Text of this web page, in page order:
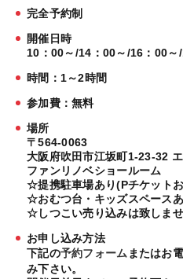
完全予約制
開催日時
10：00～/14：00～/16：00～
時間：1～2時間
参加費：無料
場所
〒564-0063
大阪府吹田市江坂町1-23-32
ファンリノベショールーム
☆提携駐車場あり(Pチケット
☆おむつ台・キッズスペース
☆しつこい売り込みは致しま
お申し込み方法
下記の予約フォームまたはお
み下さい。